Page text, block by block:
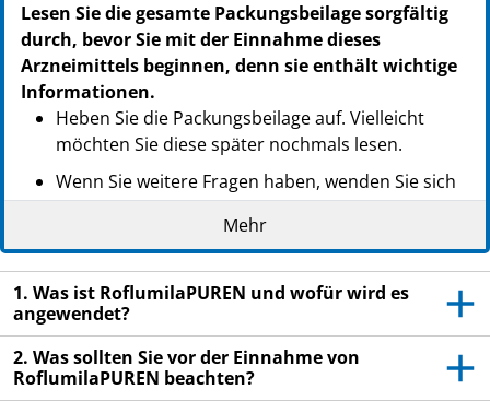
Lesen Sie die gesamte Packungsbeilage sorgfältig
durch, bevor Sie mit der Einnahme dieses
Arzneimittels beginnen, denn sie enthält wichtige
Informationen.
Heben Sie die Packungsbeilage auf. Vielleicht
möchten Sie diese später nochmals lesen.
Wenn Sie weitere Fragen haben, wenden Sie sich
an Ihren Arzt oder Apotheker.
Dieses Arzneimittel wurde Ihnen persönlich
verschrieben. Geben Sie es nicht an Dritte weiter.
Es kann anderen Menschen schaden, auch wenn
diese die gleichen Beschwerden haben wie Sie.
Wenn Sie Nebenwirkungen bemerken, wenden Sie
sich an Ihren Arzt oder Apotheker. Dies gilt auch
Mehr
1. Was ist RoflumilaPUREN und wofür wird es
angewendet?
2. Was sollten Sie vor der Einnahme von
RoflumilaPUREN beachten?